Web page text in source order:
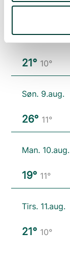
16°12°
Lør. 8.aug.
21° 10°
Søn. 9.aug.
26° 11°
Man. 10.aug.
19° 11°
Tirs. 11.aug.
21° 10°